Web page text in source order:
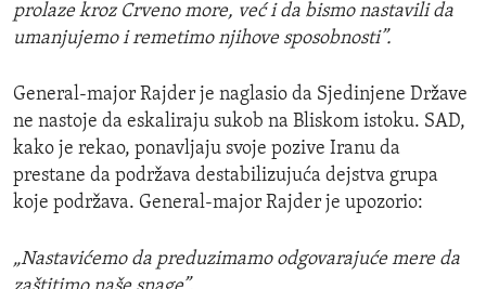
prolaze kroz Crveno more, već i da bismo nastavili da
umanjujemo i remetimo njihove sposobnosti”.
General-major Rajder je naglasio da Sjedinjene Države
ne nastoje da eskaliraju sukob na Bliskom istoku. SAD,
kako je rekao, ponavljaju svoje pozive Iranu da
prestane da podržava destabilizujuća dejstva grupa
koje podržava. General-major Rajder je upozorio:
„Nastavićemo da preduzimamo odgovarajuće mere da